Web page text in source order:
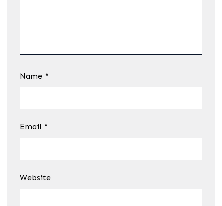
Name *
Email *
Website